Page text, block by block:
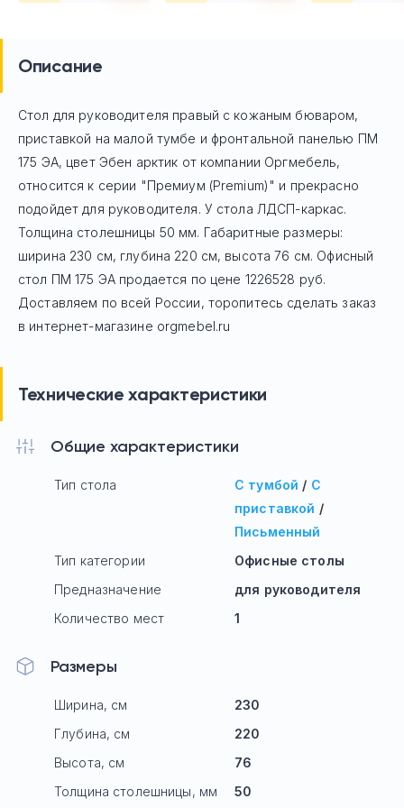
Описание
Стол для руководителя правый с кожаным бюваром,
приставкой на малой тумбе и фронтальной панелью ПМ
175 ЭА, цвет Эбен арктик от компании Оргмебель,
относится к серии "Премиум (Premium)" и прекрасно
подойдет для руководителя. У стола ЛДСП-каркас.
Толщина столешницы 50 мм. Габаритные размеры:
ширина 230 см, глубина 220 см, высота 76 см. Офисный
стол ПМ 175 ЭАпродается по цене 1226528 руб.
Доставляем по всей России, торопитесь сделать заказ
в интернет-магазине orgmebel.ru
Технические характеристики
Общие характеристики
Тип стола С тумбой / С
приставкой /
Письменный
Тип категории
Офисные столы
Предназначение
для руководителя
Количество мест
1
Размеры
Ширина, см
230
Глубина, см
220
Высота, см
76
Толщина столешницы, мм
50